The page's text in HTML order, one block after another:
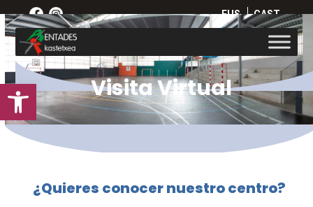
Abrir barra de herramientas
to
content
EUS CAST
Visita Virtual
¿Quieres conocer nuestro centro?